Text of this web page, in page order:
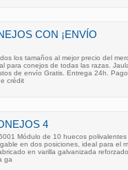
CON ¡ENVÍO
los tamaños al mejor precio del
para conejos de todas las razas.
de envío Gratis. Entrega 24h. Pago
crédit
4
Módulo de 10 huecos
en dos posiciones, ideal para el
en varilla galvanizada
ga